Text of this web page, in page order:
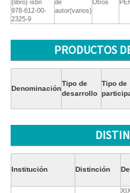
(libro) isbn
978-612-00-
2325-9
de
autor(varios)
Otros
PRODUCTOS
Denominación
Tipo de
desarrollo
Tipo de
Institución Distinción